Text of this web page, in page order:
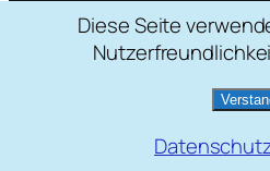
Schulstraße 2,
mosaik[at]grundschule-
Diese Seite